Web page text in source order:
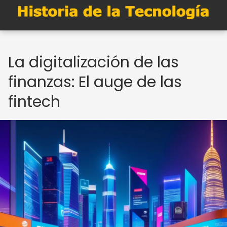
La digitalización de las
finanzas: El auge de las
fintech